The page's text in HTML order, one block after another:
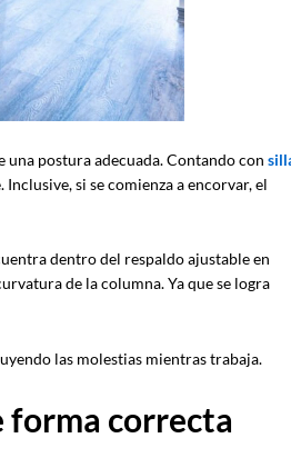
postura adecuada. Contando con
si se comienza a encorvar, el
dentro del respaldo ajustable en
de la columna. Ya que se logra
las molestias mientras trabaja.
forma correcta